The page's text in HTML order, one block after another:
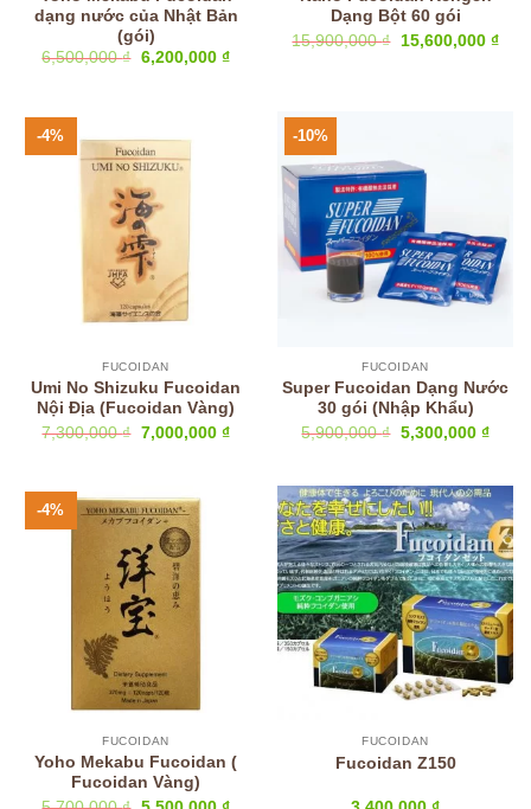
dạng nước của Nhật Bản
(gói)
6,500,000₫ Giá
6,200,000 ₫Giá
6,200,000 ₫.
Dạng Bột 60 gói
15,900,000₫
Giá
15,600,000 ₫Giá
-4%
FUCOIDAN
Umi No Shizuku Fucoidan
Nội Địa (Fucoidan Vàng)
7,300,000₫ Giá
gốc
7,000,000 ₫Giá
7,000,000 ₫.
-10%
FUCOIDAN
Super Fucoidan Dạng Nước
30 gói (Nhập Khẩu)
5,900,000₫ Giá
gốc
5,300,000 ₫Giá
-4%
FUCOIDAN
Yoho Mekabu Fucoidan (
Fucoidan Vàng)
FUCOIDAN
Fucoidan Z150